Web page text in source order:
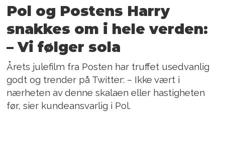
Pol og Postens Harry
snakkes om i hele verden:
– Vi følger sola
Årets julefilm fra Posten har truffet usedvanlig
godt og trender på Twitter: – Ikke vært i
nærheten av denne skalaen eller hastigheten
før, sier kundeansvarlig i Pol.